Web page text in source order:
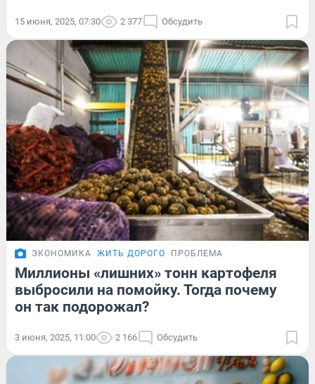
15 июня, 2025, 07:30 2 377 Обсудить
ЭКОНОМИКА ЖИТЬ ДОРОГО ПРОБЛЕМА
Миллионы «лишних» тонн картофеля
выбросили на помойку. Тогда почему
он так подорожал?
3 июня, 2025, 11:00 2 166 Обсудить